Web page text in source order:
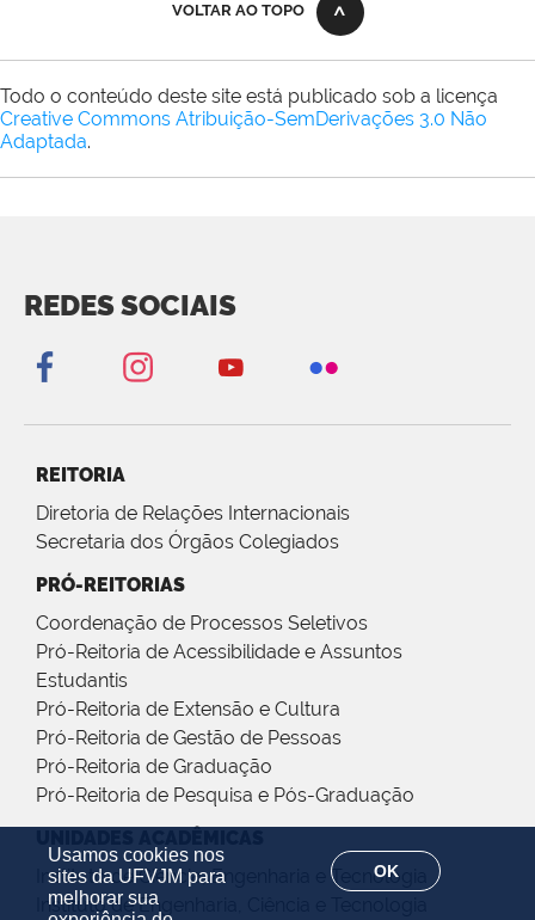
Usamos cookies nos
sites da UFVJM para
melhorar sua
OK
VOLTAR AO TOPO
Todo o conteúdo deste site está publicado sob a licença
Creative Commons Atribuição-SemDerivações 3.0 Não
Adaptada.
REDES SOCIAIS
REITORIA
Diretoria de Relações Internacionais
Secretaria dos Órgãos Colegiados
PRÓ-REITORIAS
Coordenação de Processos Seletivos
Pró-Reitoria de Acessibilidade e Assuntos
Estudantis
Pró-Reitoria de Extensão e Cultura
Pró-Reitoria de Gestão de Pessoas
Pró-Reitoria de Graduação
Pró-Reitoria de Pesquisa e Pós-Graduação
Instituto de Ciência, Engenharia e Tecnologia
Instituto de Engenharia, Ciência e Tecnologia